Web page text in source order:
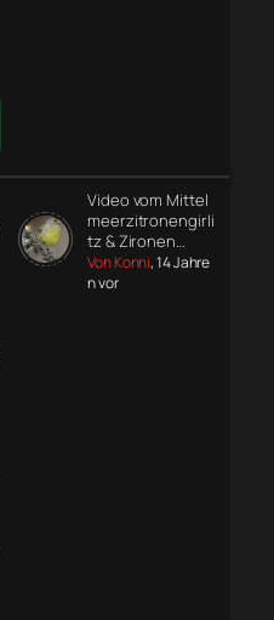
Video vom Mittel
meerzitronengirli
tz & Zironen…
Von Konni, 14 Jahre
n vor